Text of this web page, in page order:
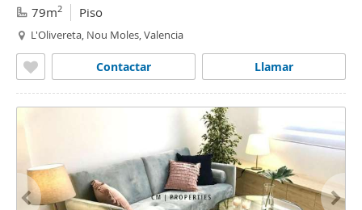
79m2 Piso
L'Olivereta, Nou Moles, Valencia
Llamar
Contactar